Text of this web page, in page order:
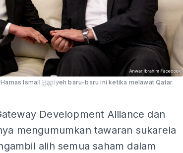
Ismail Haniyeh baru-baru ini ketika melawat Qatar.
ADS
Development Alliance dan
mengumumkan tawaran sukarela
alih semua saham dalam